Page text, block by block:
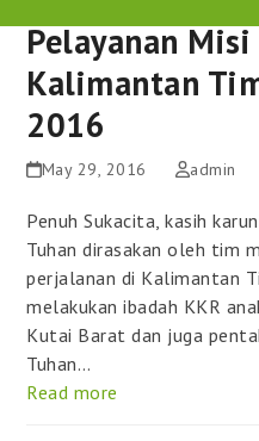
Pelayanan Misi
Kalimantan
2016
May 29, 2016 admin
Penuh Sukacita, kasih
Tuhan dirasakan oleh tim
perjalanan di Kalimantan
melakukan ibadah KKR
Kutai Barat dan juga
Tuhan…
Read more